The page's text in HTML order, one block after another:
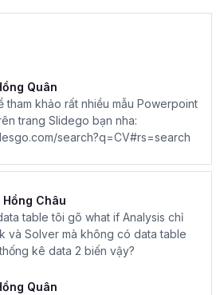
Quân
tham khảo rất nhiều mẫu Powerpoint
trang Slidego bạn nha:
search?q=CV#rs=search
Châu
table tôi gõ what if Analysis chỉ
và Solver mà không có data table
kê data 2 biến vậy?
Quân